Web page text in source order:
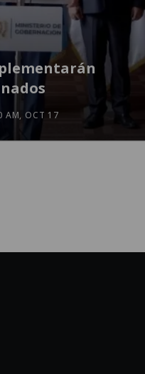
AM, OCT 17